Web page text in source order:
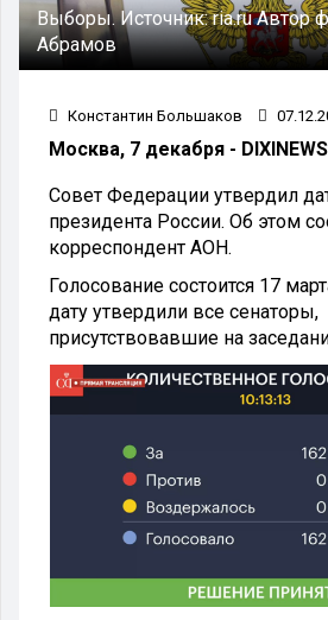
Выборы.Источник:ria.ruАвтор
Абрамов
Константин Большаков
Москва, 7 декабря -
Совет Федерации утвердил
президента России. Об этом
корреспондент АОН.
Голосование состоится 17
дату утвердили все сенаторы,
присутствовавшие на